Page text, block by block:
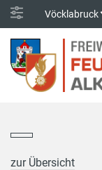
Vöcklabruck
zur Übersicht